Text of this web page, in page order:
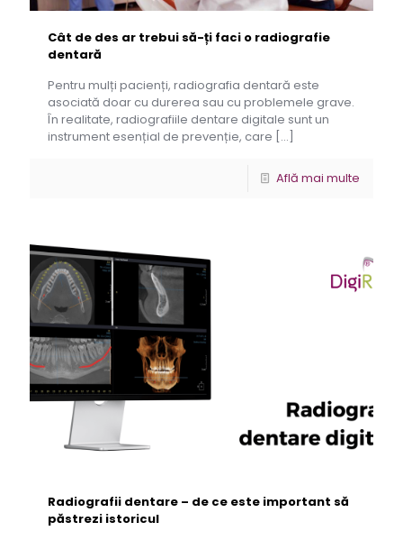
Cât de des ar trebui să-ți faci o radiografie
dentară
Pentru mulți pacienți, radiografia dentară este
asociată doar cu durerea sau cu problemele grave.
În realitate, radiografiile dentare digitale sunt un
instrument esențial de prevenție, care […]
Află mai multe
Radiografii dentare – de ce este important să
păstrezi istoricul